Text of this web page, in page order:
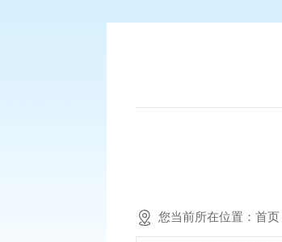
您当前所在位置： 首页